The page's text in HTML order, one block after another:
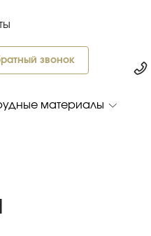
звонок
материалы